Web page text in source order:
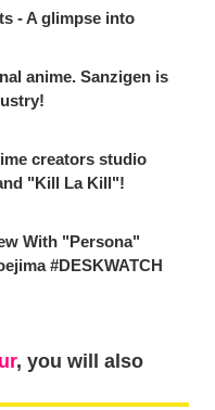
- A glimpse into
anime. Sanzigen is
creators studio
"Kill La Kill"!
With "Persona"
#DESKWATCH
, you will also